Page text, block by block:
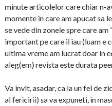
minute articolelor care chiar n-
momente in care am apucat sa
se vede din zonele spre care am
important pe care il iau (luam e
ultima vreme am lucrat doar in
aleg(em) revista este durata
Va invit, asadar, ca la un fel de
al fericirii) sa va expuneti, in